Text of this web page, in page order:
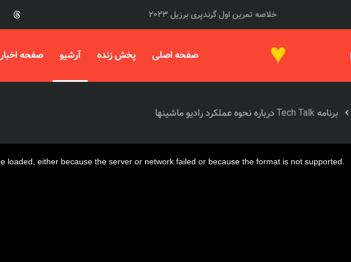
خلاصه تمرین اول گرندپری برزیل 2023
♥ صفحه اصلی پخش زنده آرشیو صفحه اخبار
برنامه Tech Talk درباره نحوه عملکرد رادیو ماشینها
loaded, either because the server or network failed or because the format is not supported.